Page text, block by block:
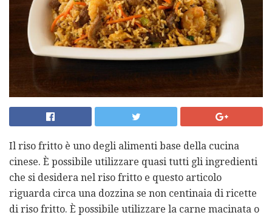
Il riso fritto è uno degli alimenti base della cucina
cinese. È possibile utilizzare quasi tutti gli ingredienti
che si desidera nel riso fritto e questo articolo
riguarda circa una dozzina se non centinaia di ricette
di riso fritto. È possibile utilizzare la carne macinata o